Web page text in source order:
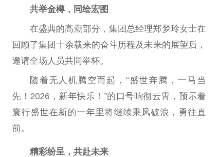
共举金樽，同绘宏图
在盛典的高潮部分，集团总经理郑梦玲女士在
回顾了集团十余载来的奋斗历程及未来的展望后，
邀请全场人员共同举杯。
随着无人机腾空而起，“盛世奔腾，一马当
先！2026，新年快乐！”的口号响彻云霄，预示着
寰行盛世在新的一年里将继续乘风破浪，勇往直
前。
精彩纷呈， 共赴未来